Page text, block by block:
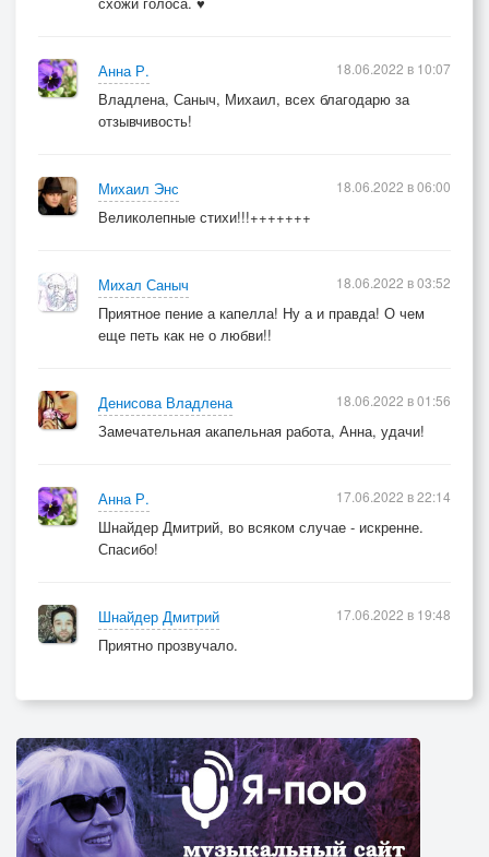
Анна Р.
Владлена, Саныч, Михаил, всех благодарю за
отзывчивость!
18.06.2022 в 10:07
Михаил Энс
Великолепные стихи!!!+++++++
18.06.2022 в 06:00
Михал Саныч
Приятное пение а капелла! Ну а и правда! О чем
еще петь как не о любви!!
18.06.2022 в 03:52
Денисова Владлена
Замечательная акапельная работа, Анна, удачи!
18.06.2022 в 01:56
Анна Р.
Шнайдер Дмитрий, во всяком случае - искренне.
Спасибо!
17.06.2022 в 22:14
Шнайдер Дмитрий
Приятно прозвучало.
17.06.2022 в 19:48